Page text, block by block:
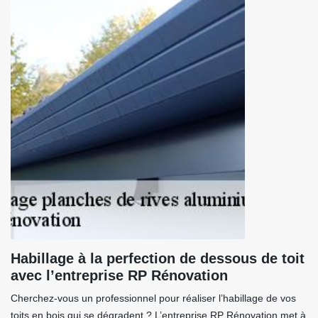
Habillage à la perfection de dessous de toit
avec l’entreprise RP Rénovation
Cherchez-vous un professionnel pour réaliser l’habillage de vos
toits en bois qui se dégradent ? L’entreprise RP Rénovation met à